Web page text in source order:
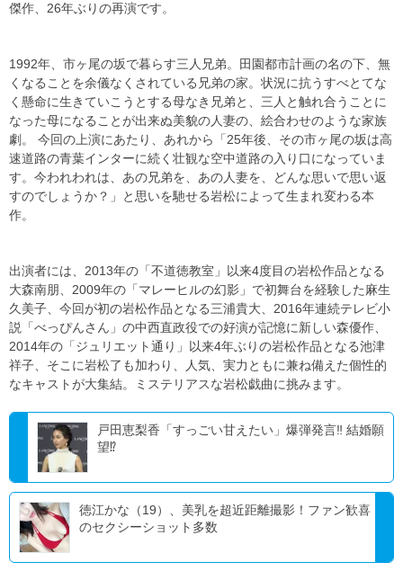
傑作、26年ぶりの再演です。
1992年、市ヶ尾の坂で暮らす三人兄弟。田園都市計画の名の下、無
くなることを余儀なくされている兄弟の家。状況に抗うすべとてな
く懸命に生きていこうとする母なき兄弟と、三人と触れ合うことに
なった母になることが出来ぬ美貌の人妻の、絵合わせのような家族
劇。 今回の上演にあたり、あれから「25年後、その市ヶ尾の坂は高
速道路の青葉インターに続く壮観な空中道路の入り口になっていま
す。今われわれは、あの兄弟を、あの人妻を、どんな思いで思い返
すのでしょうか？」と思いを馳せる岩松によって生まれ変わる本
作。
出演者には、2013年の「不道徳教室」以来4度目の岩松作品となる
大森南朋、2009年の「マレーヒルの幻影」で初舞台を経験した麻生
久美子、今回が初の岩松作品となる三浦貴大、2016年連続テレビ小
説「べっぴんさん」の中西直政役での好演が記憶に新しい森優作、
2014年の「ジュリエット通り」以来4年ぶりの岩松作品となる池津
祥子、そこに岩松了も加わり、人気、実力ともに兼ね備えた個性的
なキャストが大集結。ミステリアスな岩松戯曲に挑みます。
戸田恵梨香「すっごい甘えたい」爆弾発言‼ 結婚願
望⁉
徳江かな（19）、美乳を超近距離撮影！ファン歓喜
のセクシーショット多数